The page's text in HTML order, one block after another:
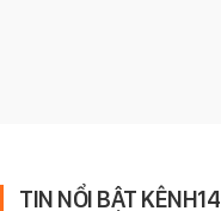
TIN NỔI BẬT KÊNH14